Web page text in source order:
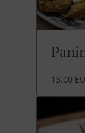
13.00